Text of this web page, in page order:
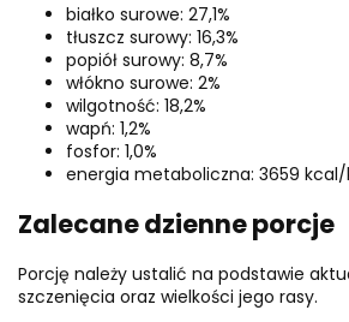
białko surowe: 27,1%
tłuszcz surowy: 16,3%
popiół surowy: 8,7%
włókno surowe: 2%
wilgotność: 18,2%
wapń: 1,2%
fosfor: 1,0%
energia metaboliczna: 3659 kcal/
Zalecane dzienne porcje
Porcję należy ustalić na podstawie
szczenięcia oraz wielkości jego rasy.